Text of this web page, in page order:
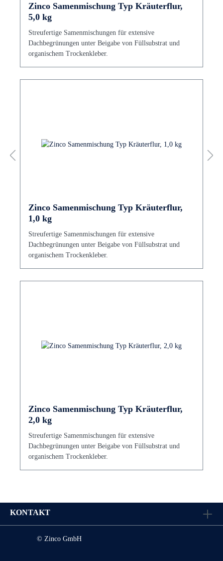
Zinco Samenmischung Typ Kräuterflur,
5,0 kg
Streufertige Samenmischungen für extensive
Dachbegrünungen unter Beigabe von Füllsubstrat und
organischem Trockenkleber.
Zinco Samenmischung Typ Kräuterflur,
1,0 kg
Streufertige Samenmischungen für extensive
Dachbegrünungen unter Beigabe von Füllsubstrat und
organischem Trockenkleber.
Zinco Samenmischung Typ Kräuterflur,
2,0 kg
Streufertige Samenmischungen für extensive
Dachbegrünungen unter Beigabe von Füllsubstrat und
organischem Trockenkleber.
KONTAKT
© Zinco GmbH